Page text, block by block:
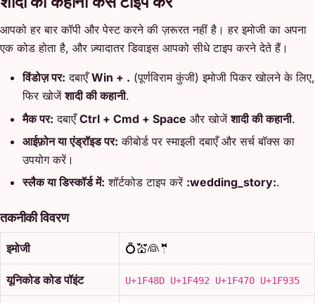
आपको हर बार कॉपी और पेस्ट करने की ज़रूरत नहीं है। हर इमोजी का अपना
एक कोड होता है, और ज़्यादातर डिवाइस आपको सीधे टाइप करने देते हैं।
विंडोज़ पर: दबाएँWin + . (पूर्णविराम कुंजी) इमोजी पिकर खोलने के लिए,
फिर खोजेंशादी की कहानी.
मैक पर: दबाएँCtrl + Cmd + Space और खोजेंशादी की कहानी.
आईफ़ोन या एंड्रॉइड पर: कीबोर्ड पर स्माइली दबाएँ और सर्च बॉक्स का
उपयोग करें।
स्लैक या डिस्कॉर्ड में: शॉर्टकोड टाइप करें :wedding_story:.
तकनीकी विवरण
इमोजी 💍💒👰🤵
यूनिकोड कोड पॉइंट U+1F48D U+1F492 U+1F470 U+1F935